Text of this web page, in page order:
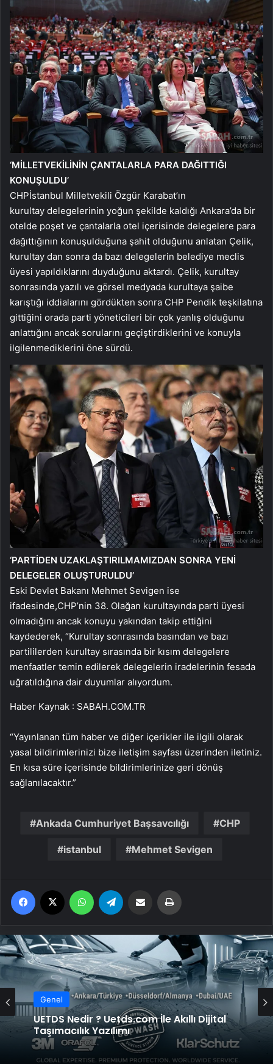
‘MİLLETVEKİLİNİN ÇANTALARLA PARA DAĞITTIĞI
KONUŞULDU’
CHPİstanbul Milletvekili Özgür Karabat’ın
kurultay delegelerinin yoğun şekilde kaldığı Ankara’da bir
otelde poşet ve çantalarla otel içerisinde delegelere para
dağıttığının konuşulduğuna şahit olduğunu anlatan Çelik,
kurultay dan sonra da bazı delegelerin belediye meclis
üyesi yapıldıklarını duyduğunu aktardı. Çelik, kurultay
sonrasında yazılı ve görsel medyada kurultaya şaibe
karıştığı iddialarını gördükten sonra CHP Pendik teşkilatına
gittiğini orada parti yöneticileri bir çok yanlış olduğunu
anlattığını ancak sorularını geçiştirdiklerini ve konuyla
ilgilenmediklerini öne sürdü.
‘PARTİDEN UZAKLAŞTIRILMAMIZDAN SONRA YENİ
DELEGELER OLUŞTURULDU’
Eski Devlet Bakanı Mehmet Sevigen ise
ifadesinde,CHP’nin 38. Olağan kurultayında parti üyesi
olmadığını ancak konuyu yakından takip ettiğini
kaydederek, “Kurultay sonrasında basından ve bazı
partililerden kurultay sırasında bir kısım delegelere
menfaatler temin edilerek delegelerin iradelerinin fesada
uğratıldığına dair duyumlar alıyordum.
Haber Kaynak : SABAH.COM.TR
“Yayınlanan tüm haber ve diğer içerikler ile ilgili olarak
yasal bildirimlerinizi bize iletişim sayfası üzerinden iletiniz.
En kısa süre içerisinde bildirimlerinize geri dönüş
sağlanılacaktır.”
Ankada Cumhuriyet Başsavcılığı CHP
istanbul Mehmet Sevigen
Facebook WhatsApp Email'den paylaş
Genel
UETDS Nedir ? Uetds.com İle Akıllı Dijital
Taşımacılık Yazılımı
Genel